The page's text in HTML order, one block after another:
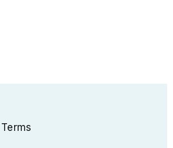
Terms